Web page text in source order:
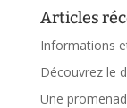
Articles
Informations
Découvrez le
Une